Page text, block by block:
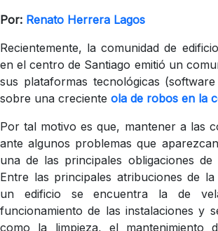
Por: Renato Herrera Lagos
Recientemente, la comunidad de
en el centro de Santiago emitió un
sus plataformas tecnológicas (software
sobre una creciente ola de robos en la
Por tal motivo es que, mantener a las
ante algunos problemas que
una de las principales obligaciones de
Entre las principales atribuciones de la
un edificio se encuentra la de
funcionamiento de las instalaciones y
como la limpieza, el mantenimiento